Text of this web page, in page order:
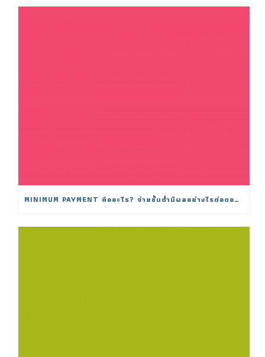
MINIMUM PAYMENT คืออะไร? จ่ายขั้นต่ำมีผลอย่างไรต่อดอกเบี้ย